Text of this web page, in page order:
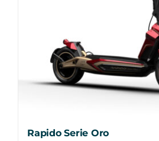
Rapido Serie Oro